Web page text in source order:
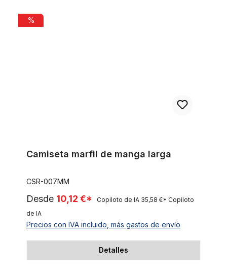
Camiseta marfil de manga larga
%
Camiseta marfil de manga larga
CSR-007MM
Desde 10,12 €* Copiloto de IA 35,58 €* Copiloto
de IA
Precios con IVA incluido, más gastos de envío
Detalles